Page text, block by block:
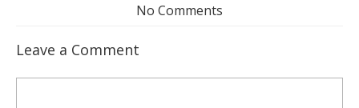
No Comments
Leave a Comment